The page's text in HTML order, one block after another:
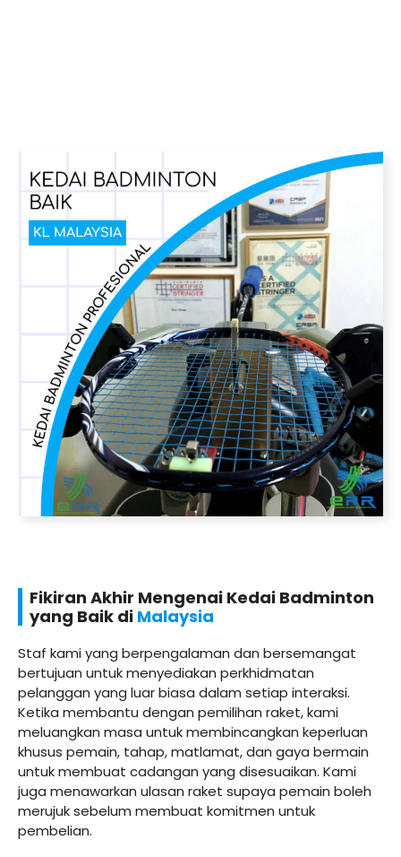
Fikiran Akhir Mengenai Kedai Badminton
yang Baik di Malaysia
Staf kami yang berpengalaman dan bersemangat
bertujuan untuk menyediakan perkhidmatan
pelanggan yang luar biasa dalam setiap interaksi.
Ketika membantu dengan pemilihan raket, kami
meluangkan masa untuk membincangkan keperluan
khusus pemain, tahap, matlamat, dan gaya bermain
untuk membuat cadangan yang disesuaikan. Kami
juga menawarkan ulasan raket supaya pemain boleh
merujuk sebelum membuat komitmen untuk
pembelian.